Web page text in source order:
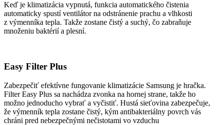
Keď je klimatizácia vypnutá, funkcia automatického čistenia
automaticky spustí ventilátor na odstránenie prachu a vlhkosti
z výmenníka tepla. Takže zostane čistý a suchý, čo zabraňuje
množeniu baktérií a plesní.
Easy Filter Plus
Zabezpečiť efektívne fungovanie klimatizácie Samsung je hračka.
Filter Easy Plus sa nachádza zvonka na hornej strane, takže ho
možno jednoducho vybrať a vyčistiť. Hustá sieťovina zabezpečuje,
že výmenník tepla zostane čistý, kým antibakteriálny povrch vás
chráni pred nebezpečnými nečistotami vo vzduchu